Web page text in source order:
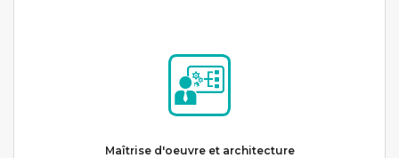
Maîtrise d'oeuvre et architecture